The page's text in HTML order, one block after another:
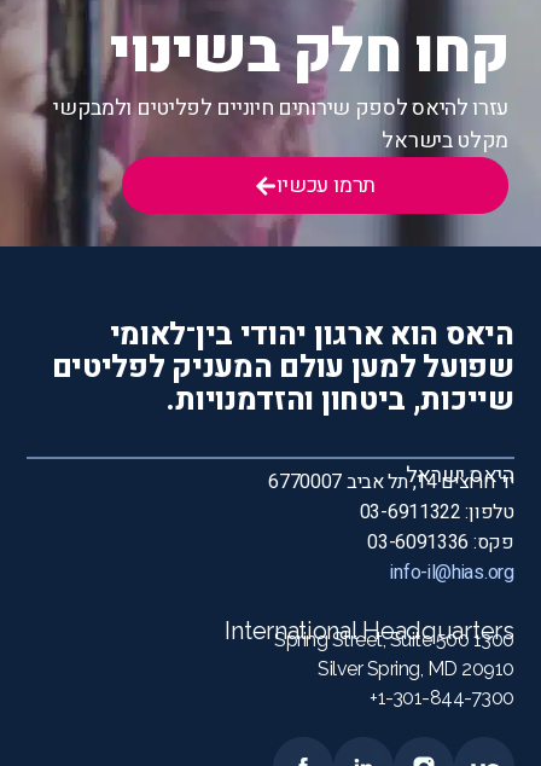
קחו חלק בשינוי
עזרו להיאס לספק שירותים חיוניים לפליטים ולמבקשי
מקלט בישראל
תרמו עכשיו
היאס הוא ארגון יהודי בין־לאומי
שפועל למען עולם המעניק לפליטים
שייכות, ביטחון והזדמנויות.
היאס ישראל
יד חרוצים 14, תל אביב 6770007
טלפון: 03-6911322
פקס: 03-6091336
info-il@hias.org
International Headquarters
1300 Spring Street, Suite 500
Silver Spring, MD 20910
1-301-844-7300+